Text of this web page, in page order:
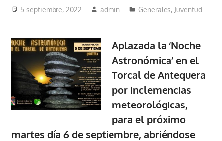
5 septiembre, 2022 admin Generales, Juventud
Aplazada la ‘Noche
Astronómica’ en el
Torcal de Antequera
por inclemencias
meteorológicas,
para el próximo
martes día 6 de septiembre, abriéndose